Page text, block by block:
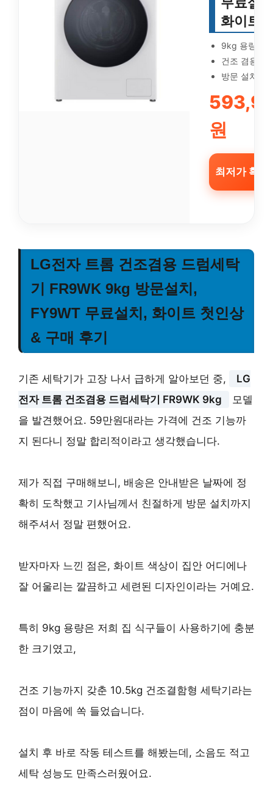
화이트
9kg 용량
건조 겸용
방문 설치
원
최저가 확
LG전자 트롬 건조겸용 드럼세탁
기 FR9WK 9kg 방문설치,
FY9WT 무료설치, 화이트 첫인상
& 구매 후기
기존 세탁기가 고장 나서 급하게 알아보던 중,
LG
전자 트롬 건조겸용 드럼세탁기 FR9WK 9kg
모델
을 발견했어요. 59만원대라는 가격에 건조 기능까
지 된다니 정말 합리적이라고 생각했습니다.
제가 직접 구매해보니, 배송은 안내받은 날짜에 정
확히 도착했고 기사님께서 친절하게 방문 설치까지
해주셔서 정말 편했어요.
받자마자 느낀 점은, 화이트 색상이 집안 어디에나
잘 어울리는 깔끔하고 세련된 디자인이라는 거예요.
특히 9kg 용량은 저희 집 식구들이 사용하기에 충분
한 크기였고,
건조 기능까지 갖춘 10.5kg 건조결함형 세탁기라는
점이 마음에 쏙 들었습니다.
설치 후 바로 작동 테스트를 해봤는데, 소음도 적고
세탁 성능도 만족스러웠어요.